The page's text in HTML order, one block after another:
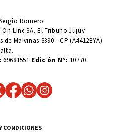
Sergio Romero
Line SA. El Tribuno Jujuy
Malvinas 3890 - CP (A4412BYA)
69681551 Edición N°: 10770
CONDICIONES